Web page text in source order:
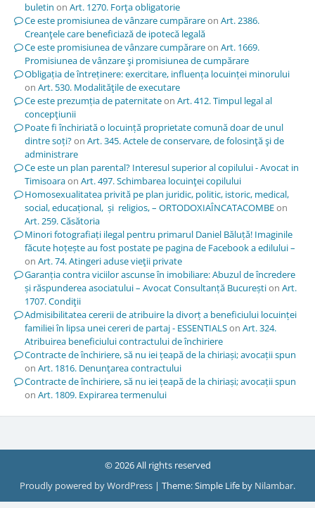
buletin on Art. 1270. Forţa obligatorie
Ce este promisiunea de vânzare cumpărareon Art. 2386.
Creanţele care beneficiază de ipotecă legală
Ce este promisiunea de vânzare cumpărareon Art. 1669.
Promisiunea de vânzare şi promisiunea de cumpărare
Obligația de întreținere: exercitare, influența locuinței minorului
on Art. 530. Modalităţile de executare
Ce este prezumția de paternitateon Art. 412. Timpul legal al
concepţiunii
Poate fi închiriată o locuință proprietate comună doar de unul
dintre soți?on Art. 345. Actele de conservare, de folosinţă şi de
administrare
Ce este un plan parental? Interesul superior al copilului - Avocat in
Timisoaraon Art. 497. Schimbarea locuinţei copilului
Homosexualitatea privită pe plan juridic, politic, istoric, medical,
social, educațional, și religios, – ORTODOXIAÎNCATACOMBEon
Art. 259. Căsătoria
Minori fotografiați ilegal pentru primarul Daniel Băluță! Imaginile
făcute hoțește au fost postate pe pagina de Facebook a edilului –
on Art. 74. Atingeri aduse vieţii private
Garanția contra viciilor ascunse în imobiliare: Abuzul de încredere
și răspunderea asociatului – Avocat Consultanță Bucureștion Art.
1707. Condiţii
Admisibilitatea cererii de atribuire la divorț a beneficiului locuinței
familiei în lipsa unei cereri de partaj - ESSENTIALSon Art. 324.
Atribuirea beneficiului contractului de închiriere
Contracte de închiriere, să nu iei țeapă de la chiriași; avocații spun
on Art. 1816. Denunţarea contractului
Contracte de închiriere, să nu iei țeapă de la chiriași; avocații spun
on Art. 1809. Expirarea termenului
© 2026 All rights reserved
Proudly powered by WordPress | Theme: Simple Life by Nilambar.